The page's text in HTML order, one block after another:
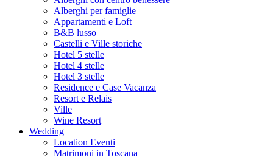
Alberghi per famiglie
Appartamenti e Loft
B&B lusso
Castelli e Ville storiche
Hotel 5 stelle
Hotel 4 stelle
Hotel 3 stelle
Residence e Case Vacanza
Resort e Relais
Ville
Wine Resort
Wedding
Location Eventi
Matrimoni in Toscana